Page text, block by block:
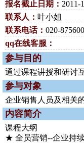
报名截止日期： 2011-
联系人： 叶小姐
联系电话： 020-
qq在线客服：
参与目的
通过课程讲授和研讨
参与对象
企业销售人员及相关
内容简介
课程大纲
★ 全员营销--企业持